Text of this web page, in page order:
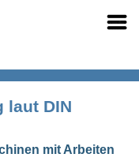
laut DIN
mit Arbeiten